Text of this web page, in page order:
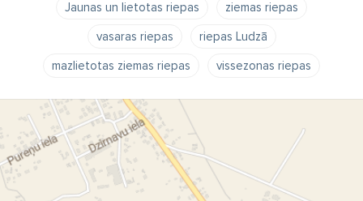
Jaunas un lietotas riepas
ziemas riepas
vasaras riepas
riepas Ludzā
mazlietotas ziemas riepas
vissezonas riepas